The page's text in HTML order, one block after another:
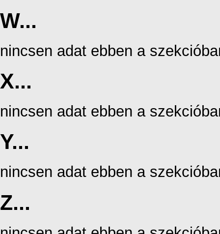
W...
nincsen adat ebben a
X...
nincsen adat ebben a
Y...
nincsen adat ebben a
Z...